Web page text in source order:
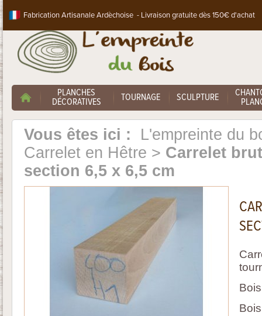
Fabrication Artisanale Ardèchoise - Livraison gratuite dès 150€ d'achat
PLANCHES
DÉCORATIVES TOURNAGE SCULPTURE
Vous êtes ici :
L'empreinte du
Carrelet en Hêtre > Carrelet
section 6,5 x 6,5 cm